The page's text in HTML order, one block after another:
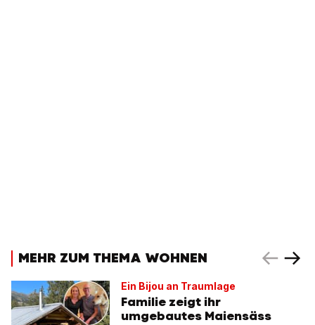
MEHR ZUM THEMA WOHNEN
Ein Bijou an Traumlage
Familie zeigt ihr
umgebautes Maiensäss